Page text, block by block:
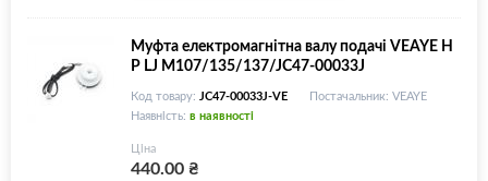
Муфта електромагнітна валу подачі VEAYE H
P LJ M107/135/137/JC47-00033J
Код товару: JC47-00033J-VE
Постачальник: VEAYE
Наявність: в наявності
Ціна
440.00₴